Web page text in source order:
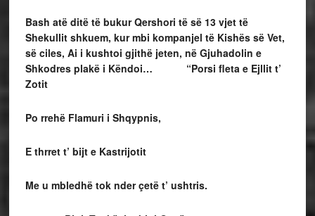
Bash atë ditë të bukur Qershori të së 13 vjet të
Shekullit shkuem, kur mbi kompanjel të Kishës së Vet,
së ciles, Ai i kushtoi gjithë jeten, në Gjuhadolin e
Shkodres plakë i Këndoi… “Porsi fleta e Ejllit t’
Zotit
Po rrehë Flamuri i Shqypnis,
E thrret t’ bijt e Kastrijotit
Me u mbledhë tok nder çetë t’ ushtris.